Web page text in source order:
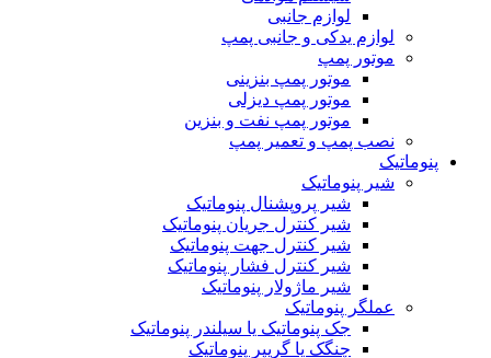
لوازم جانبی
لوازم یدکی و جانبی پمپ
موتور پمپ
موتور پمپ بنزینی
موتور پمپ دیزلی
موتور پمپ نفت و بنزین
نصب پمپ و تعمیر پمپ
پنوماتیک
شیر پنوماتیک
شیر پروپشنال پنوماتیک
شیر کنترل جریان پنوماتیک
شیر کنترل جهت پنوماتیک
شیر کنترل فشار پنوماتیک
شیر ماژولار پنوماتیک
عملگر پنوماتیک
جک پنوماتیک یا سیلندر پنوماتیک
چنگک یا گریپر پنوماتیک